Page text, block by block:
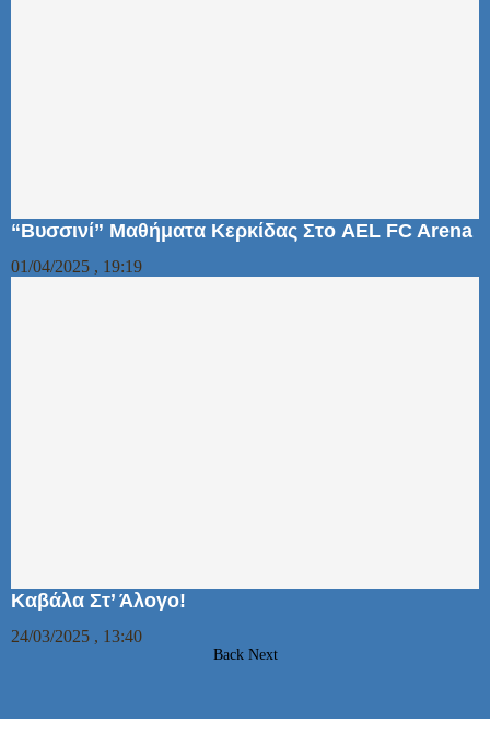
“Βυσσινί” Μαθήματα Κερκίδας Στο AEL FC Arena
01/04/2025 , 19:19
Καβάλα Στ’ Άλογο!
24/03/2025 , 13:40
Back Next